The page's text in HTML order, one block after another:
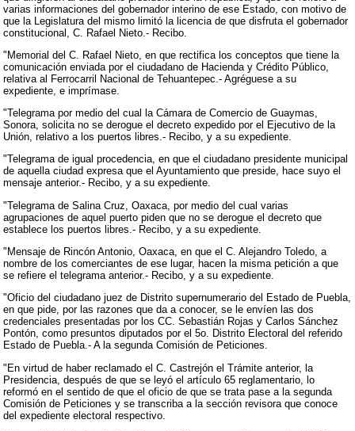
varias informaciones del gobernador interino de ese Estado, con motivo de
que la Legislatura del mismo limitó la licencia de que disfruta el gobernador
constitucional, C. Rafael Nieto.- Recibo.
"Memorial del C. Rafael Nieto, en que rectifica los conceptos que tiene la
comunicación enviada por el ciudadano de Hacienda y Crédito Público,
relativa al Ferrocarril Nacional de Tehuantepec.- Agréguese a su
expediente, e imprímase.
"Telegrama por medio del cual la Cámara de Comercio de Guaymas,
Sonora, solicita no se derogue el decreto expedido por el Ejecutivo de la
Unión, relativo a los puertos libres.- Recibo, y a su expediente.
"Telegrama de igual procedencia, en que el ciudadano presidente municipal
de aquella ciudad expresa que el Ayuntamiento que preside, hace suyo el
mensaje anterior.- Recibo, y a su expediente.
"Telegrama de Salina Cruz, Oaxaca, por medio del cual varias
agrupaciones de aquel puerto piden que no se derogue el decreto que
establece los puertos libres.- Recibo, y a su expediente.
"Mensaje de Rincón Antonio, Oaxaca, en que el C. Alejandro Toledo, a
nombre de los comerciantes de ese lugar, hacen la misma petición a que
se refiere el telegrama anterior.- Recibo, y a su expediente.
"Oficio del ciudadano juez de Distrito supernumerario del Estado de Puebla,
en que pide, por las razones que da a conocer, se le envíen las dos
credenciales presentadas por los CC. Sebastián Rojas y Carlos Sánchez
Pontón, como presuntos diputados por el 5o. Distrito Electoral del referido
Estado de Puebla.- A la segunda Comisión de Peticiones.
"En virtud de haber reclamado el C. Castrejón el Trámite anterior, la
Presidencia, después de que se leyó el artículo 65 reglamentario, lo
reformó en el sentido de que el oficio de que se trata pase a la segunda
Comisión de Peticiones y se transcriba a la sección revisora que conoce
del expediente electoral respectivo.